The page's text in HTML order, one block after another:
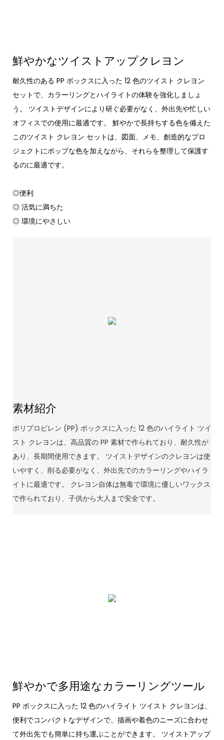
鮮やかなツイストアップクレヨン
耐久性のある PP ボックスに入った 12 色のツイスト クレヨン
セットで、カラーリングとハイライトの体験を強化しましょ
う。 ツイストデザインにより研ぐ必要がなく、外出先や忙しい
オフィスでの使用に最適です。 鮮やかで長持ちする色を備えた
このツイスト クレヨン セットは、図面、メモ、創造的なプロ
ジェクトにポップな色を加えながら、それらを整理して保護す
るのに最適です。
◎便利
◎ 活気に満ちた
◎ 環境にやさしい
素材紹介
ポリプロピレン (PP) ボックスに入った 12 色のハイライト ツイ
スト クレヨンは、高品質の PP 素材で作られており、耐久性が
あり、長期間使用できます。 ツイストデザインのクレヨンは使
いやすく、削る必要がなく、外出先でのカラーリングやハイラ
イトに最適です。 クレヨン自体は無毒で環境に優しいワックス
で作られており、子供から大人まで安全です。
鮮やかで多用途なカラーリングツール
PP ボックスに入った 12 色のハイライト ツイスト クレヨンは、
便利でコンパクトなデザインで、描画や着色のニーズに合わせ
て外出先でも簡単に持ち運ぶことができます。 ツイストアップ